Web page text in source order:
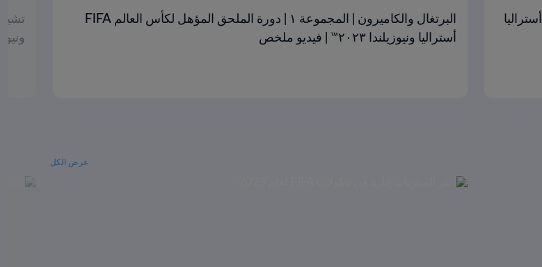
باراجواي وبنما | المجموعة ٣ | دورة الملحق المؤهل لكأس العالم FIFA أستراليا
البرتغال والكاميرون | المجموعة ١ | دورة الملحق المؤهل لكأس العالم FIFA
أستراليا ونيوزيلندا ٢٠٢٣™ | فيديو ملخص
ونيوزيلندا
عرض الكل